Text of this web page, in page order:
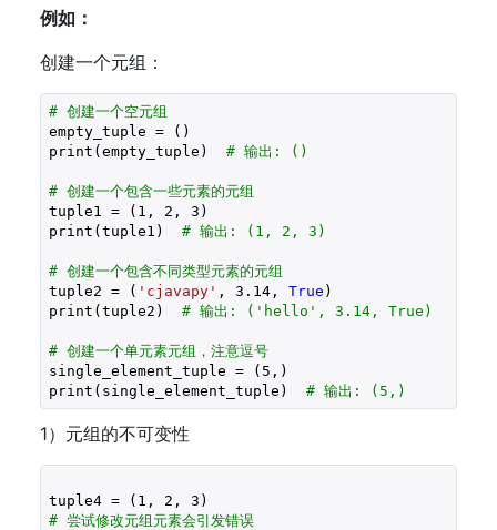
例如：
创建一个元组：
# 创建一个空元组
empty_tuple = ()
print(empty_tuple) # 输出: ()
# 创建一个包含一些元素的元组
tuple1 = ( 1 , 2 , 3 )
print(tuple1) # 输出: (1, 2, 3)
# 创建一个包含不同类型元素的元组
tuple2 = ( 'cjavapy' , 3.14, True )
print(tuple2) # 输出: ('hello', 3.14, True)
# 创建一个单元素元组，注意逗号
single_element_tuple = ( 5 ,)
print(single_element_tuple) # 输出: (5,)
1）元组的不可变性
tuple4 = ( 1 , 2 , 3
# 尝试修改元组元素会引发错误